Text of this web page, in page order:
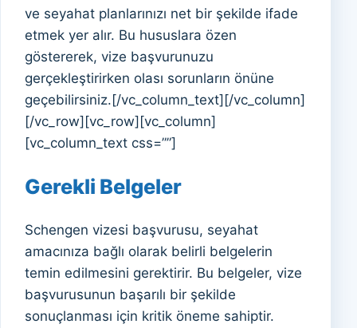
ve seyahat planlarınızı net bir şekilde ifade
etmek yer alır. Bu hususlara özen
göstererek, vize başvurunuzu
gerçekleştirirken olası sorunların önüne
geçebilirsiniz.[/vc_column_text][/vc_column]
[/vc_row][vc_row][vc_column]
[vc_column_text css=””]
Gerekli Belgeler
Schengen vizesi başvurusu, seyahat
amacınıza bağlı olarak belirli belgelerin
temin edilmesini gerektirir. Bu belgeler, vize
başvurusunun başarılı bir şekilde
sonuçlanması için kritik öneme sahiptir.